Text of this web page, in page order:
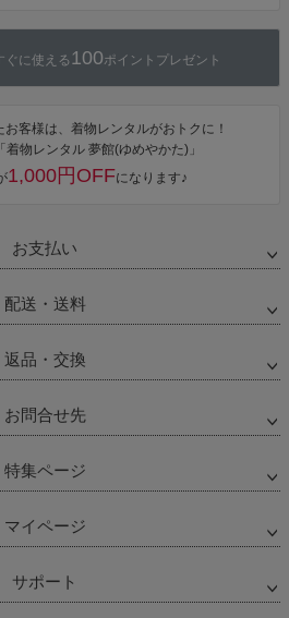
ぐに使える 100ポイントプレゼント
客様は、着物レンタルがおトクに！
着物レンタル 夢館(ゆめやかた)」
1,000円OFFになります♪
お支払い
配送・送料
返品・交換
お問合せ先
特集ページ
マイページ
サポート